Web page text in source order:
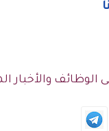
الوظائف والأخبار